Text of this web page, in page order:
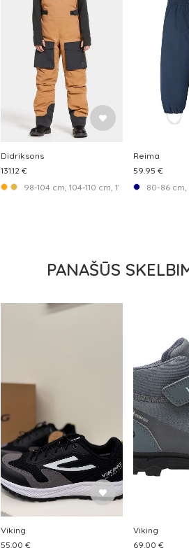
Didriksons
131.12 €
98-104 cm, 104-110 cm, 110-116 cm, 116-
Reima
59.95 €
80-86 cm,
PANAŠŪS
Viking
55.00 €
Viking
69.00 €